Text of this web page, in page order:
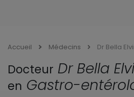
Accueil Médecins Dr Bella
Docteur Dr Bella
en Gastro-